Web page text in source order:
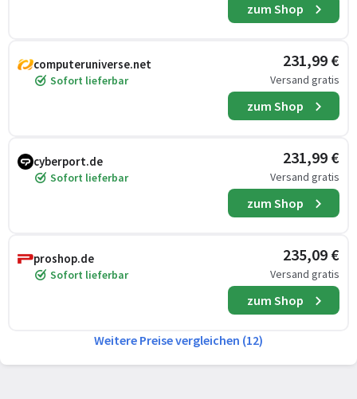
zum Shop
computeruniverse.net
Sofort lieferbar
231,99 €
Versand gratis
zum Shop
cyberport.de
Sofort lieferbar
231,99 €
Versand gratis
zum Shop
proshop.de
Sofort lieferbar
235,09 €
Versand gratis
zum Shop
Weitere Preise vergleichen (12)